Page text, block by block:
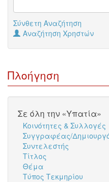
Σύνθετη Αναζήτηση
Αναζήτηση Χρηστών
Πλοήγηση
Σε όλη την «Υπατία»
Κοινότητες & Συλλογές
Συγγραφέας/
Συντελεστής
Τίτλος
Θέμα
Τύπος Τεκμηρίου